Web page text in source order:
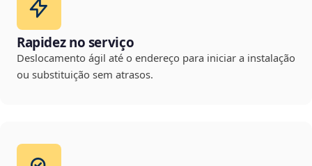
Rapidez no serviço
Deslocamento ágil até o endereço para iniciar a instalação
ou substituição sem atrasos.